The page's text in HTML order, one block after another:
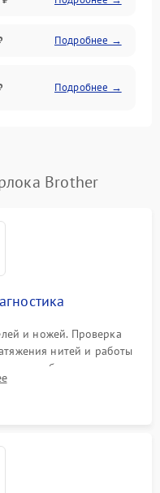
Подробнее →
Подробнее →
Подробнее →
Подробнее →
Brother
и ножей. Проверка
нитей и работы
обрывов нити,
на тестовом образце.